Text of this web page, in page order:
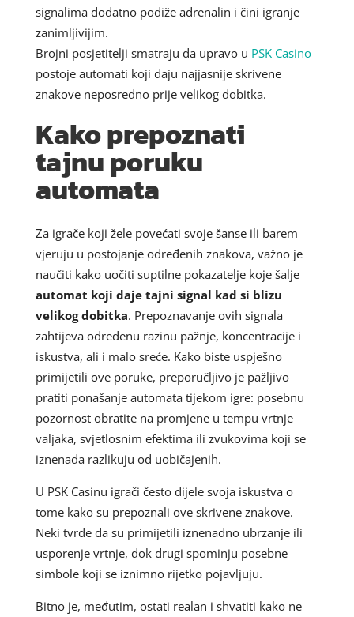
signalima dodatno podiže adrenalin i čini igranje
zanimljivijim.
Brojni posjetitelji smatraju da upravo u PSK Casino
postoje automati koji daju najjasnije skrivene
znakove neposredno prije velikog dobitka.
Kako prepoznati
tajnu poruku
automata
Za igrače koji žele povećati svoje šanse ili barem
vjeruju u postojanje određenih znakova, važno je
naučiti kako uočiti suptilne pokazatelje koje šalje
automat koji daje tajni signal kad si blizu
velikog dobitka. Prepoznavanje ovih signala
zahtijeva određenu razinu pažnje, koncentracije i
iskustva, ali i malo sreće. Kako biste uspješno
primijetili ove poruke, preporučljivo je pažljivo
pratiti ponašanje automata tijekom igre: posebnu
pozornost obratite na promjene u tempu vrtnje
valjaka, svjetlosnim efektima ili zvukovima koji se
iznenada razlikuju od uobičajenih.
U PSK Casinu igrači često dijele svoja iskustva o
tome kako su prepoznali ove skrivene znakove.
Neki tvrde da su primijetili iznenadno ubrzanje ili
usporenje vrtnje, dok drugi spominju posebne
simbole koji se iznimno rijetko pojavljuju.
Bitno je, međutim, ostati realan i shvatiti kako ne